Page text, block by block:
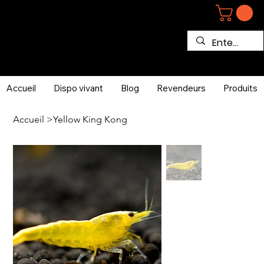
Accueil Dispo vivant Blog Revendeurs Produits
Accueil >Yellow King Kong